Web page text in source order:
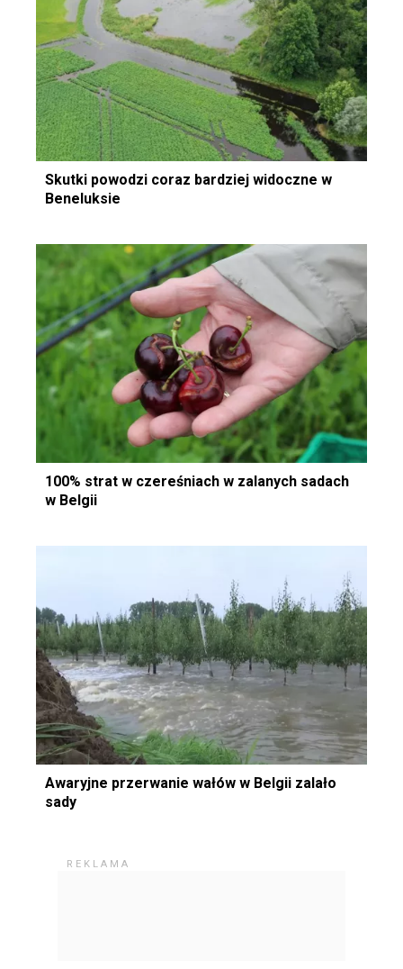
Skutki powodzi coraz bardziej widoczne w
Beneluksie
100% strat w czereśniach w zalanych sadach
w Belgii
Awaryjne przerwanie wałów w Belgii zalało
sady